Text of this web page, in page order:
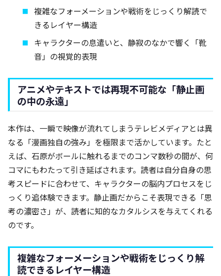
複雑なフォーメーションや戦術をじっくり解読で
きるレイヤー構造
キャラクターの息遣いと、静寂のなかで響く「靴
音」の視覚的表現
アニメやテキストでは再現不可能な「静止画
の中の永遠」
本作は、一瞬で映像が流れてしまうテレビメディアとは異
なる「漫画独自の強み」を極限まで活かしています。たと
えば、石原がボールに触れるまでのコンマ数秒の間が、何
コマにもわたって引き延ばされます。読者は自分自身の思
考スピードに合わせて、キャラクターの脳内プロセスをじ
っくり追体験できます。静止画だからこそ表現できる「思
考の濃密さ」が、読者に知的なカタルシスを与えてくれる
のです。
複雑なフォーメーションや戦術をじっくり解
読できるレイヤー構造